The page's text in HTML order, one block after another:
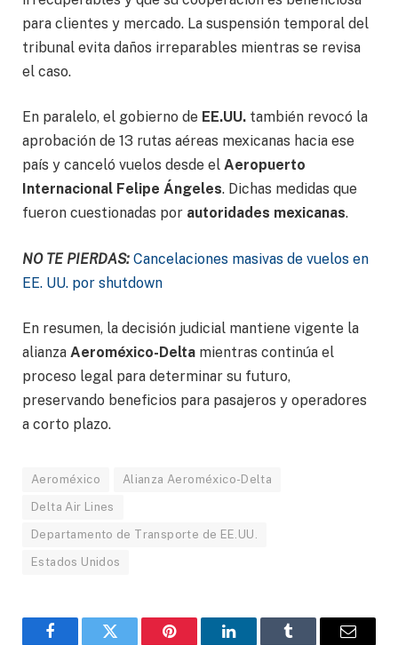
para clientes y mercado. La suspensión temporal del
tribunal evita daños irreparables mientras se revisa
el caso.
En paralelo, el gobierno de EE.UU. también revocó la
aprobación de 13 rutas aéreas mexicanas hacia ese
país y canceló vuelos desde el Aeropuerto
Internacional Felipe Ángeles. Dichas medidas que
fueron cuestionadas por autoridades mexicanas.
NO TE PIERDAS: Cancelaciones masivas de vuelos en
EE. UU. por shutdown
En resumen, la decisión judicial mantiene vigente la
alianza Aeroméxico-Delta mientras continúa el
proceso legal para determinar su futuro,
preservando beneficios para pasajeros y operadores
a corto plazo.​
Aeroméxico Alianza Aeroméxico-Delta
Delta Air Lines
Departamento de Transporte de EE.UU.
Estados Unidos